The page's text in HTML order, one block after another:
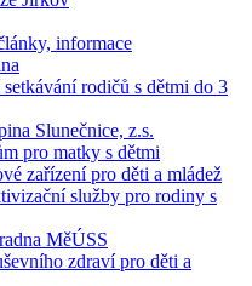
informace
rodičů s dětmi do 3
Slunečnice, z.s.
pro matky s dětmi
zařízení pro děti a mládež
služby pro rodiny s
MěÚSS
zdraví pro děti a